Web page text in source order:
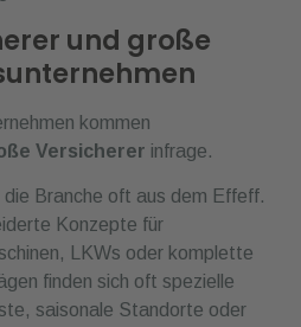
und große
kommen
Versicherer infrage.
Branche oft aus dem Effeff.
Konzepte für
LKWs oder komplette
finden sich oft spezielle
saisonale Standorte oder